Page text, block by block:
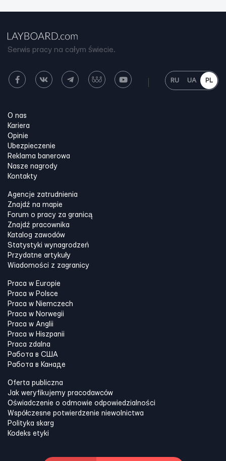
Serwis pracy na całym świecie.
RU UA PL
O nas
Kariera
Opinie
Ubezpieczenie
Reklama banerowa
Nasze nagrody
Kontakty
Agencje zatrudnienia
Znajdź na mapie
Forum o pracy za granicą
Znajdź pracownika
Katalog zawodów
Statystyki wynagrodzeń
Przydatne artykuły
Wiadomości z zagranicy
Praca w Europie
Praca w Polsce
Praca w Niemczech
Praca w Norwegii
Praca w Anglii
Praca w Hiszpanii
Praca zdalna
Работа в США
Работа в Канадe
Oferta publiczna
Jak weryfikujemy pracodawców
Oświadczenie o odmowie odpowiedzialności
Współczesne potwierdzenie niewolnictwa
Polityka skarg
Kodeks etyki